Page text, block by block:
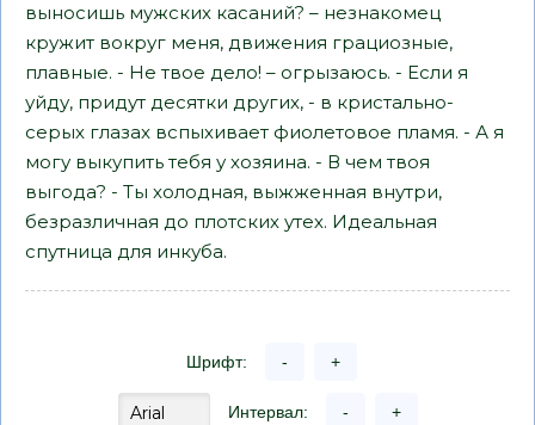
выносишь мужских касаний? – незнакомец
кружит вокруг меня, движения грациозные,
плавные. - Не твое дело! – огрызаюсь. - Если я
уйду, придут десятки других, - в кристально-
серых глазах вспыхивает фиолетовое пламя. - А я
могу выкупить тебя у хозяина. - В чем твоя
выгода? - Ты холодная, выжженная внутри,
безразличная до плотских утех. Идеальная
спутница для инкуба.
Шрифт: - +
Интервал: - +